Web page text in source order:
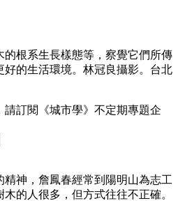
的根系生長樣態等，察覺它們所傳
的生活環境。林冠良攝影。台北
訂閱《城市學》不定期專題企
神，詹鳳春經常到陽明山為志工
的人很多，但方式往往不正確。